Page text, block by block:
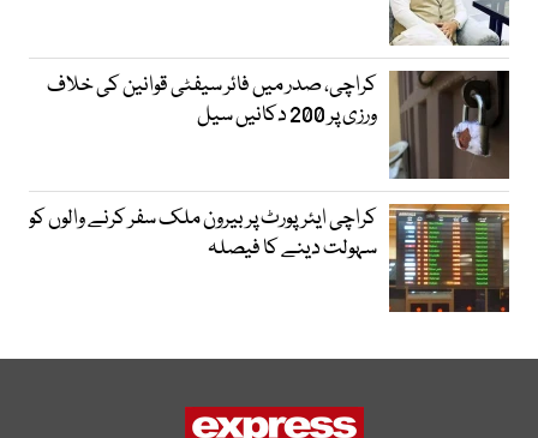
کراچی، صدر میں فائر سیفٹی قوانین کی خلاف
ورزی پر 200 دکانیں سیل
کراچی ایئرپورٹ پر بیرون ملک سفر کرنے والوں کو
سہولت دینے کا فیصلہ